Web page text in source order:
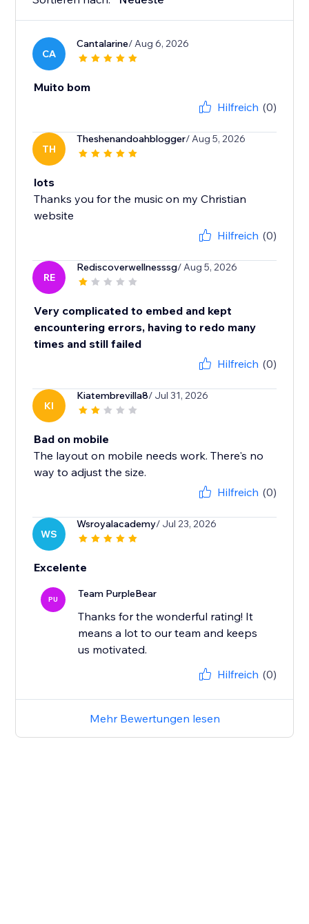
CA
Cantalarine/ Aug 6, 2026
Muito bom
Hilfreich (0)
TH
Theshenandoahblogger/ Aug 5, 2026
lots
Thanks you for the music on my Christian
website
Hilfreich (0)
RE
Rediscoverwellnesssg/ Aug 5, 2026
Very complicated to embed and kept
encountering errors, having to redo many
times and still failed
Hilfreich (0)
KI
Kiatembrevilla8/ Jul 31, 2026
Bad on mobile
The layout on mobile needs work. There's no
way to adjust the size.
Hilfreich (0)
WS
Wsroyalacademy/ Jul 23, 2026
Excelente
PU Team PurpleBear
Thanks for the wonderful rating! It
means a lot to our team and keeps
us motivated.
Hilfreich (0)
Mehr Bewertungen lesen